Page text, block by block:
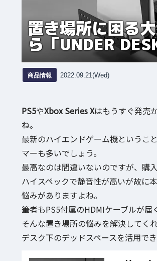
置き場所に困る
ら「UNDER
商品情報 2022.09.21(Wed)
PS5やXbox Series Xはもうすぐ発売
ね。
最新のハイエンドゲーム機というこ
マーも多いでしょう。
最高なのは間違いないのですが、購
ハイスペックで静音性が高いが故に
悩みがありますよね。
筆者もPS5付属のHDMIケーブルが届
そんな置き場所の悩みを解決してく
デスク下のデッドスペースを活用で